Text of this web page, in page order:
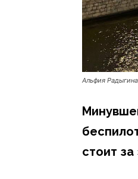
Альфия Радыгина
стоит за